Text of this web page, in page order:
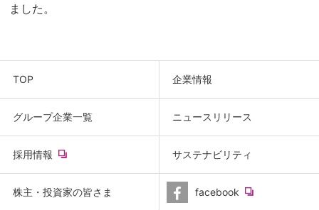
ました。
TOP 企業情報
グループ企業一覧 ニュースリリース
採用情報(new
サステナビリティ
株主・投資家の皆さま facebook (new